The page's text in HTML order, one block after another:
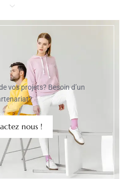
vos projets? Besoin d’un
nous !